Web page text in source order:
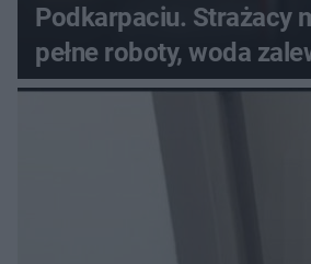
Podkarpaciu. Strażacy
pełne roboty, woda
budynki